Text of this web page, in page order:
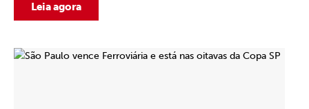
Leia agora